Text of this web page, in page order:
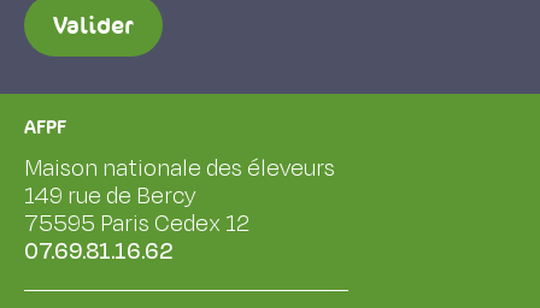
Valider
AFPF
Maison nationale des éleveurs
149 rue de Bercy
75595 Paris Cedex 12
07.69.81.16.62